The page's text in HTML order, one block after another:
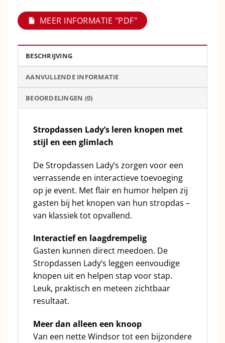
MEER INFORMATIE "PDF"
BESCHRIJVING
AANVULLENDE INFORMATIE
BEOORDELINGEN (0)
Stropdassen Lady’s leren knopen met
stijl en een glimlach
De Stropdassen Lady’s zorgen voor een
verrassende en interactieve toevoeging
op je event. Met flair en humor helpen zij
gasten bij het knopen van hun stropdas –
van klassiek tot opvallend.
Interactief en laagdrempelig
Gasten kunnen direct meedoen. De
Stropdassen Lady’s leggen eenvoudige
knopen uit en helpen stap voor stap.
Leuk, praktisch en meteen zichtbaar
resultaat.
Meer dan alleen een knoop
Van een nette Windsor tot een bijzondere